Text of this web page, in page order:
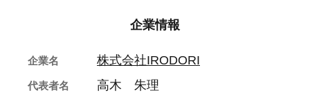
企業情報
企業名 株式会社IRODORI
代表者名 高木 朱理